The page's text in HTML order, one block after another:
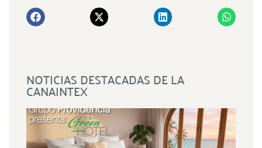
NOTICIAS DESTACADAS DE LA
CANAINTEX